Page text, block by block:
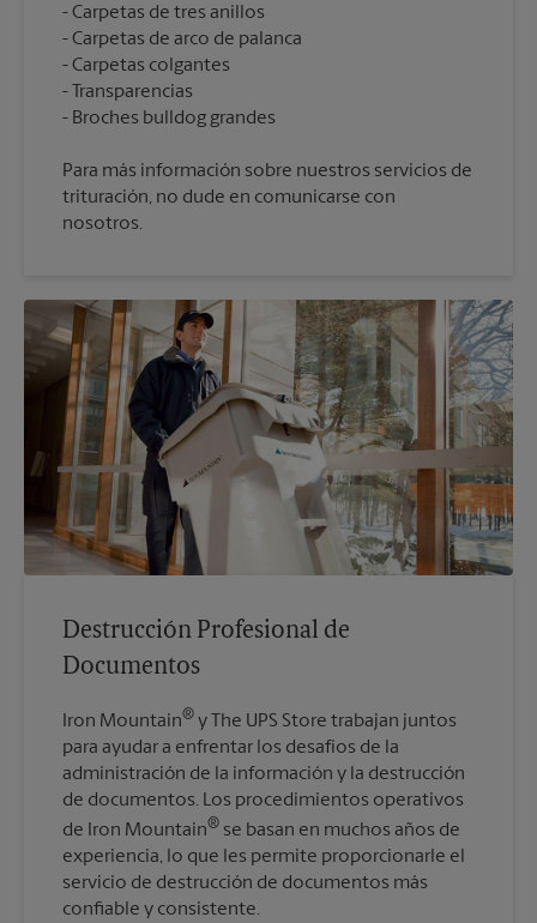
Carpetas de tres anillos
Carpetas de arco de palanca
Carpetas colgantes
Transparencias
Para más información sobre nuestros servicios de
trituración, no dude en comunicarse con
nosotros.
Destrucción Profesional de
Documentos
Iron Mountain® y The UPS Store trabajan juntos
para ayudar a enfrentar los desafíos de la
administración de la información y la destrucción
de documentos. Los procedimientos operativos
de Iron Mountain® se basan en muchos años de
experiencia, lo que les permite proporcionarle el
servicio de destrucción de documentos más
confiable y consistente.